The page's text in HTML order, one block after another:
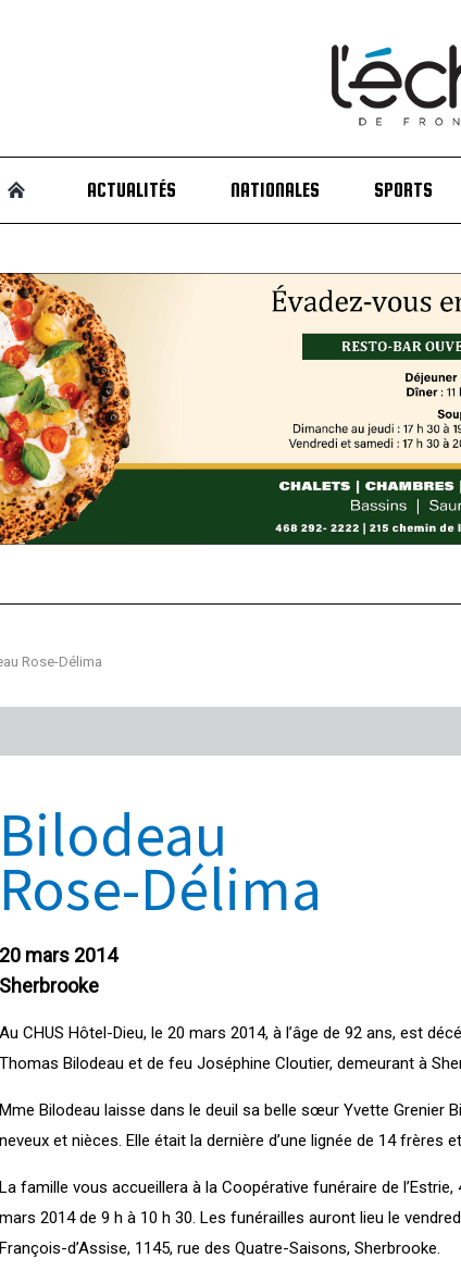
ACTUALITÉS NATIONALES SPORTS
Rose-Délima
Bilodeau
Rose-Délima
20 mars 2014
Sherbrooke
Au CHUS Hôtel-Dieu, le 20 mars 2014, à l’âge de 92 ans, est
Thomas Bilodeau et de feu Joséphine Cloutier, demeurant à
Mme Bilodeau laisse dans le deuil sa belle sœur Yvette Grenier
neveux et nièces. Elle était la dernière d’une lignée de 14 frères
La famille vous accueillera à la Coopérative funéraire de
mars 2014 de 9 h à 10 h 30. Les funérailles auront lieu le
François-d’Assise, 1145, rue des Quatre-Saisons, Sherbrooke.